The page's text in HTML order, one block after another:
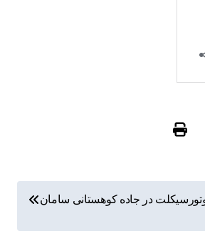
در جاده کوهستانی سامان